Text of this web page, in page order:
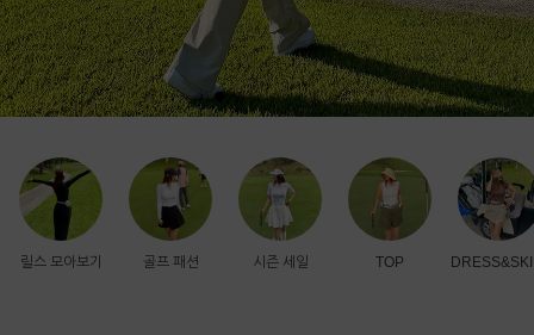
릴스 모아보기 골프 패션 시즌 세일 TOP